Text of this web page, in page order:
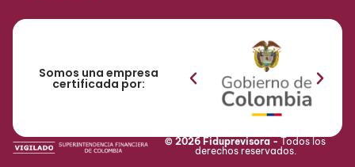
Somos una empresa
certificada por:
© 2026 Fiduprevisora -Todos los
derechos reservados.